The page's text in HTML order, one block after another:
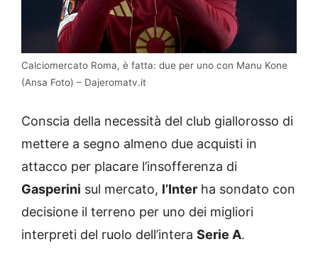
Calciomercato Roma, è fatta: due per uno con Manu Kone
(Ansa Foto) – Dajeromatv.it
Conscia della necessità del club giallorosso di
mettere a segno almeno due acquisti in
attacco per placare l’insofferenza di
Gasperini sul mercato, l’Inter ha sondato con
decisione il terreno per uno dei migliori
interpreti del ruolo dell’intera Serie A.